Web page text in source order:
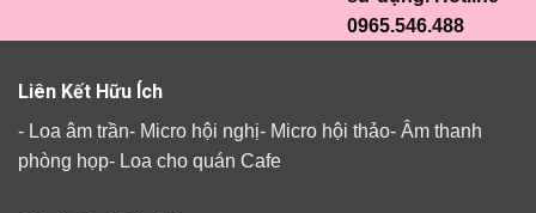
0965.546.488
Liên Kết Hữu Ích
- Loa âm trần- Micro hội nghị- Micro hội thảo- Âm thanh
phòng họp- Loa cho quán Cafe